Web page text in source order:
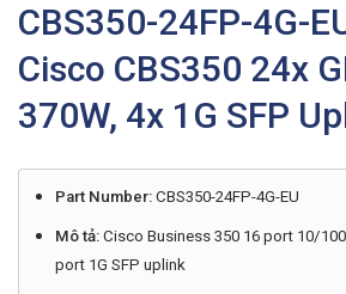
CBS350-24FP-4G-
Cisco CBS350 24x
370W, 4x 1G SFP
Part Number:CBS350-24FP-4G-EU
Mô tả:Cisco Business 350 16 port 10/
port 1G SFP uplink